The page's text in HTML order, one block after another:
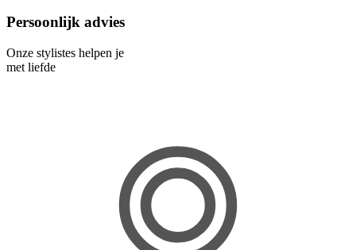
Persoonlijk advies
Onze stylistes helpen je
met liefde